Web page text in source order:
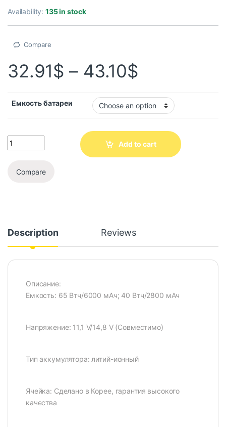
Availability:135 in stock
Compare
32.91$ – 43.10$
Емкость батареи
Add to cart
Compare
Description Reviews
Описание:
Емкость: 65 Втч/6000 мАч; 40 Втч/2800 мАч
Напряжение: 11,1 V/14,8 V (Совместимо)
Тип аккумулятора: литий-ионный
Ячейка: Сделано в Корее, гарантия высокого
качества